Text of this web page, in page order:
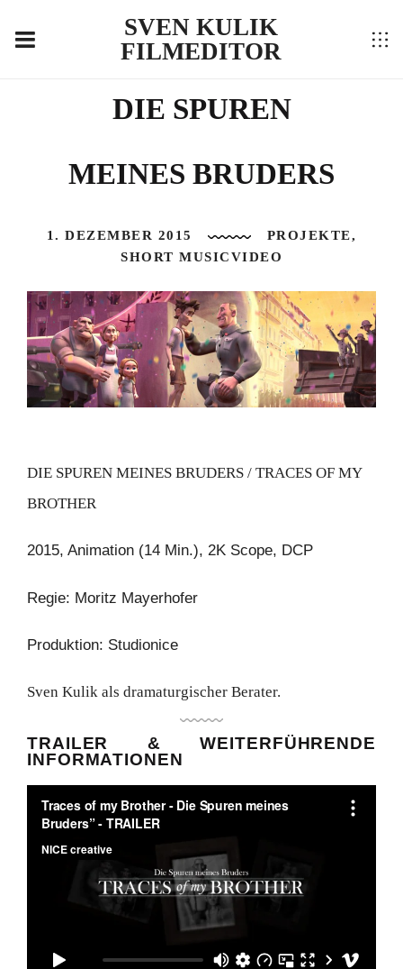
SVEN KULIK
FILMEDITOR
DIE SPUREN
MEINES BRUDERS
1. DEZEMBER 2015 PROJEKTE,
SHORT MUSICVIDEO
DIE SPUREN MEINES BRUDERS / TRACES OF MY
BROTHER
2015, Animation (14 Min.), 2K Scope, DCP
Regie: Moritz Mayerhofer
Produktion: Studionice
Sven Kulik als dramaturgischer Berater.
TRAILER & WEITERFÜHRENDE
INFORMATIONEN